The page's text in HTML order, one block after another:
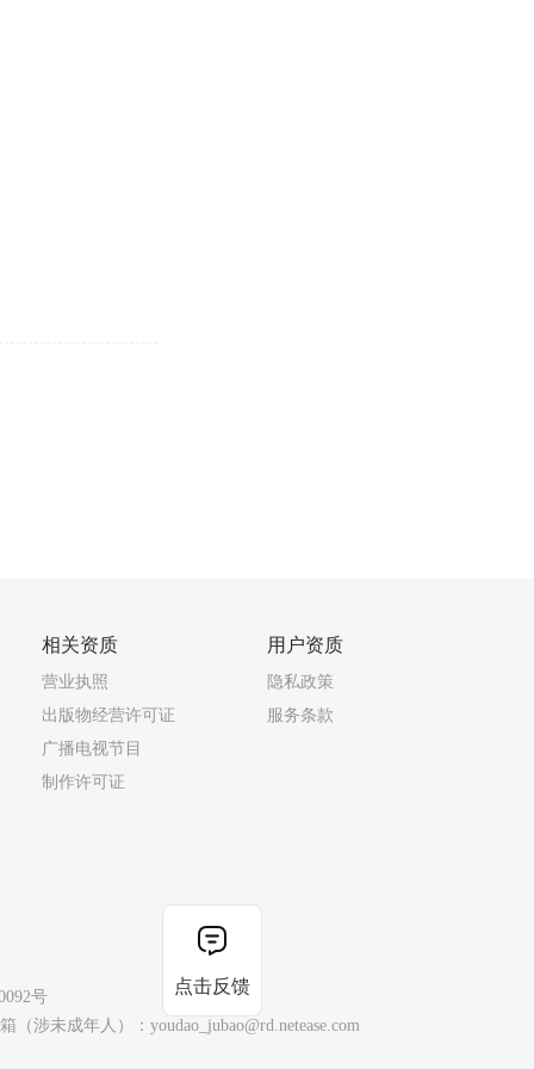
相关资质
营业执照
出版物经营许可证
广播电视节目
制作许可证
用户资质
隐私政策
服务条款
号
（涉未成年人）：youdao_jubao@rd.netease.com
点击反馈